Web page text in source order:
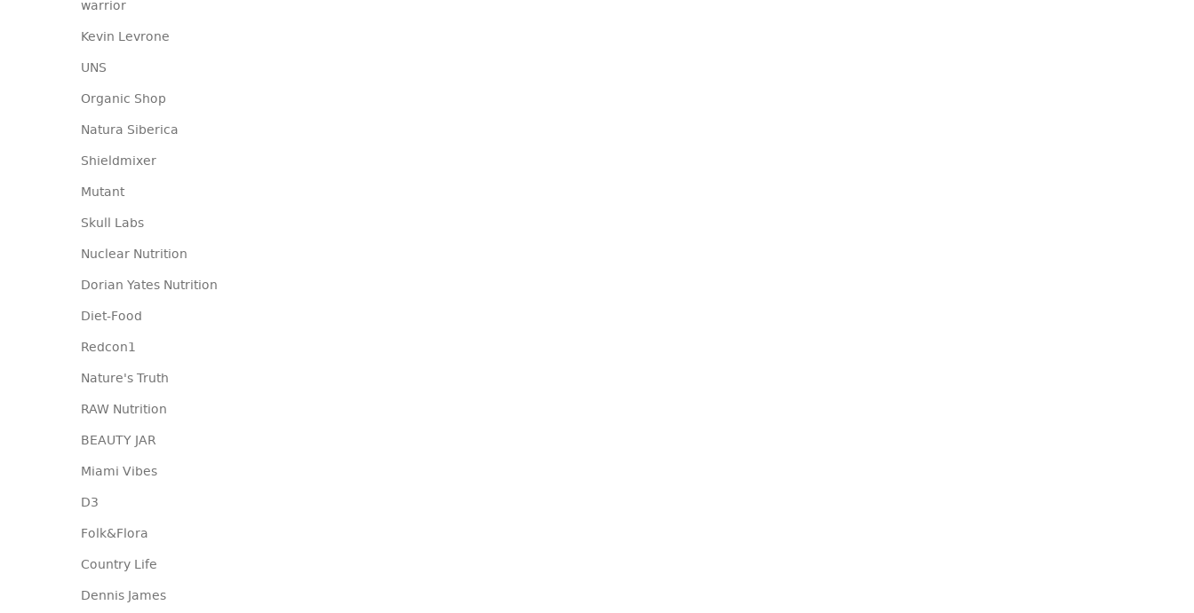
warrior
Kevin Levrone
UNS
Organic Shop
Natura Siberica
Shieldmixer
Mutant
Skull Labs
Nuclear Nutrition
Dorian Yates Nutrition
Diet-Food
Redcon1
Nature's Truth
RAW Nutrition
BEAUTY JAR
Miami Vibes
D3
Folk&Flora
Country Life
Dennis James